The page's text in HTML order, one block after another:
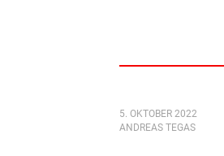
5. OKTOBER 2022
ANDREAS TEGAS